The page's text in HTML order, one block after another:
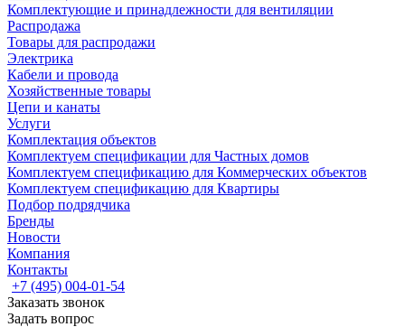
Комплектующие и принадлежности для вентиляции
Распродажа
Товары для распродажи
Электрика
Кабели и провода
Хозяйственные товары
Цепи и канаты
Услуги
Комплектация объектов
Комплектуем спецификации для Частных домов
Комплектуем спецификацию для Коммерческих объектов
Комплектуем спецификацию для Квартиры
Подбор подрядчика
Бренды
Новости
Компания
Контакты
+7 (495) 004-01-54
Заказать звонок
Задать вопрос